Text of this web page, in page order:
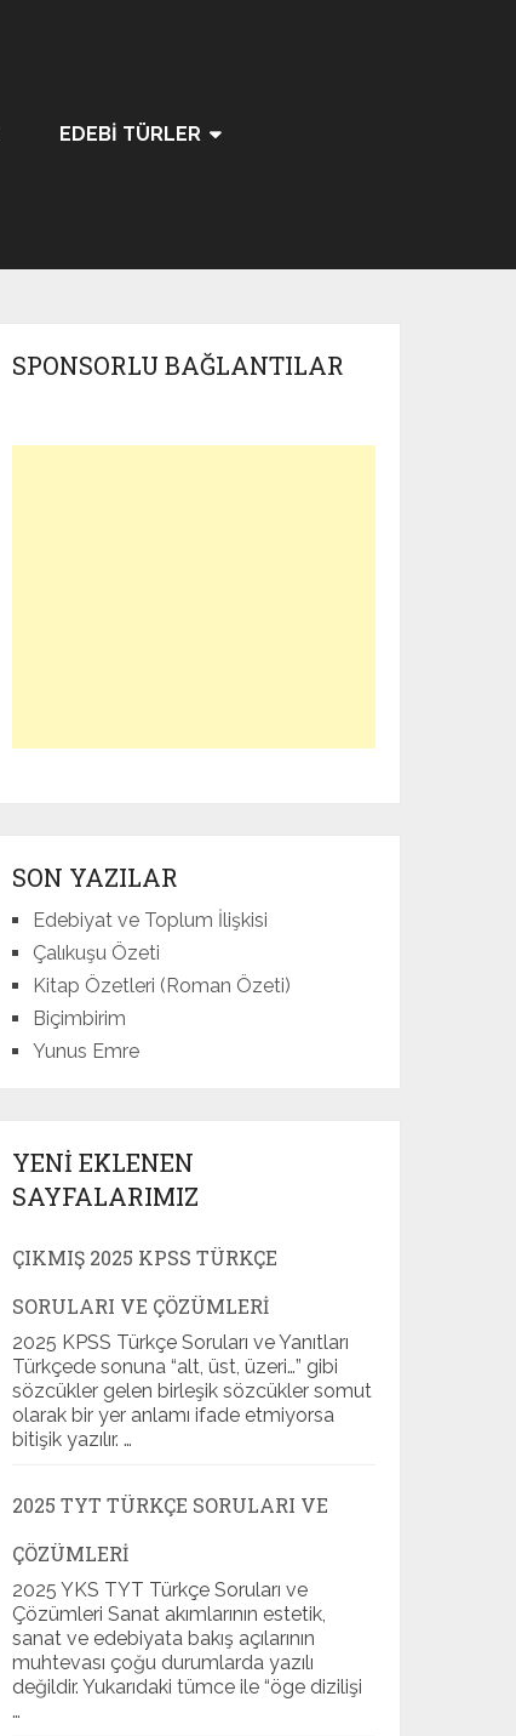
EDEBI TÜRLER
SPONSORLU BAĞLANTILAR
SON YAZILAR
Edebiyat ve Toplum İlişkisi
Çalıkuşu Özeti
Kitap Özetleri (Roman Özeti)
Biçimbirim
Yunus Emre
YENI EKLENEN
SAYFALARIMIZ
ÇIKMIŞ 2025 KPSS TÜRKÇE
SORULARI VE ÇÖZÜMLERI
2025 KPSS Türkçe Soruları ve Yanıtları
Türkçede sonuna “alt, üst, üzeri…” gibi
sözcükler gelen birleşik sözcükler somut
olarak bir yer anlamı ifade etmiyorsa
bitişik yazılır. …
2025 TYT TÜRKÇE SORULARI VE
ÇÖZÜMLERI
2025 YKS TYT Türkçe Soruları ve
Çözümleri Sanat akımlarının estetik,
sanat ve edebiyata bakış açılarının
muhtevası çoğu durumlarda yazılı
değildir. Yukarıdaki tümce ile “öge dizilişi
…